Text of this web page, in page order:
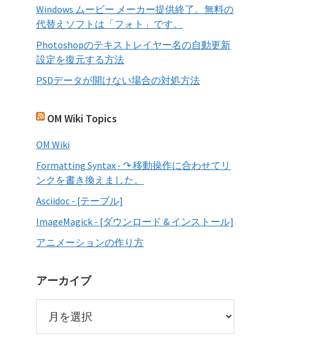
Windows ムービー メーカー提供終了。無料の
代替えソフトは「フォト」です。
Photoshopのテキストレイヤー名の自動更新
設定を復元する方法
PSDデータが開けない場合の対処方法
OM Wiki Topics
OM Wiki
Formatting Syntax - ↷ 移動操作に合わせてリ
ンクを書き換えました。
Asciidoc - [テーブル]
ImageMagick - [ダウンロード & インストール]
アニメーションの作り方
アーカイブ
カ